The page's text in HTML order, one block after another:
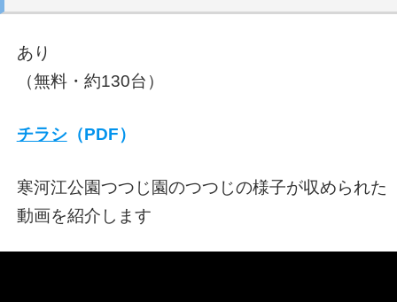
あり
（無料・約130台）
チラシ（PDF）
寒河江公園つつじ園のつつじの様子が収められた
動画を紹介します